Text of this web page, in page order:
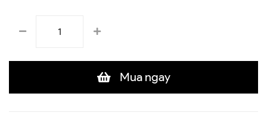
Mua ngay